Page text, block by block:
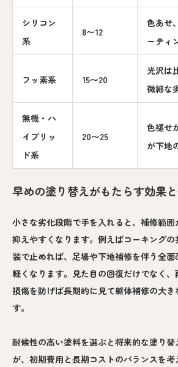
シリコン
系
8〜12
色あせ
ーティ
フッ素系 15〜20
光沢は
微細な
無機・ハ
イブリッ
ド系
20〜25
色褪せ
が下地
早めの塗り替えがもたらす効果
小さな劣化段階で手を入れると、補修範
抑えやすくなります。例えばコーキング
装で止めれば、足場や下地補修を伴う全
軽くなります。見た目の回復だけでなく
損傷を防げば長期的に見て躯体補修の大き
す。
耐候性の高い塗料を選ぶと将来的な塗り
が、初期費用と長期コストのバランスを